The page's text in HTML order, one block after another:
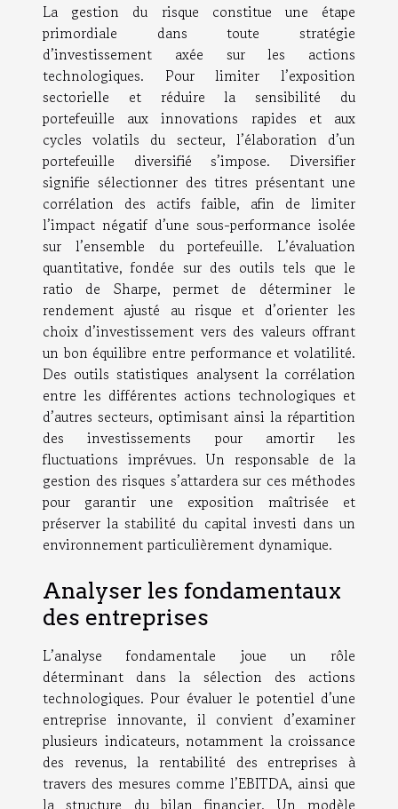
La gestion du risque constitue une étape
primordiale dans toute stratégie
d’investissement axée sur les actions
technologiques. Pour limiter l’exposition
sectorielle et réduire la sensibilité du
portefeuille aux innovations rapides et aux
cycles volatils du secteur, l’élaboration d’un
portefeuille diversifié s’impose. Diversifier
signifie sélectionner des titres présentant une
corrélation des actifs faible, afin de limiter
l’impact négatif d’une sous-performance isolée
sur l’ensemble du portefeuille. L’évaluation
quantitative, fondée sur des outils tels que le
ratio de Sharpe, permet de déterminer le
rendement ajusté au risque et d’orienter les
choix d’investissement vers des valeurs offrant
un bon équilibre entre performance et volatilité.
Des outils statistiques analysent la corrélation
entre les différentes actions technologiques et
d’autres secteurs, optimisant ainsi la répartition
des investissements pour amortir les
fluctuations imprévues. Un responsable de la
gestion des risques s’attardera sur ces méthodes
pour garantir une exposition maîtrisée et
préserver la stabilité du capital investi dans un
environnement particulièrement dynamique.
Analyser les fondamentaux
des entreprises
L’analyse fondamentale joue un rôle
déterminant dans la sélection des actions
technologiques. Pour évaluer le potentiel d’une
entreprise innovante, il convient d’examiner
plusieurs indicateurs, notamment la croissance
des revenus, la rentabilité des entreprises à
travers des mesures comme l’EBITDA, ainsi que